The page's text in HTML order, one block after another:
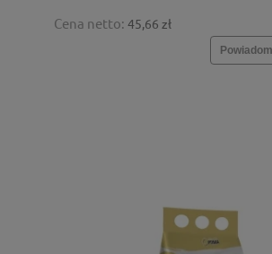
Cena netto: 45,66 zł